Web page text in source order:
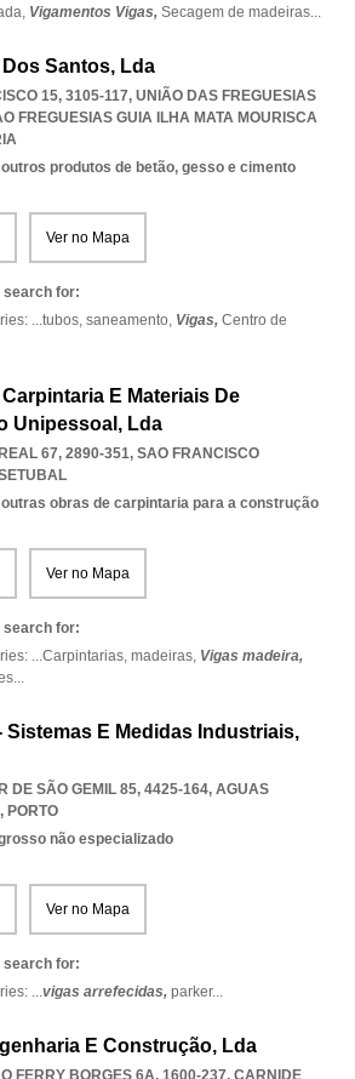
Vigamentos Vigas, Secagem de madeiras...
Santos, Lda
15, 3105-117, UNIÃO DAS FREGUESIAS
FREGUESIAS GUIA ILHA MATA MOURISCA
produtos de betão, gesso e cimento
Ver no Mapa
search for:
...tubos, saneamento, Vigas, Centro de
E Materiais De
Unipessoal, Lda
67, 2890-351, SAO FRANCISCO
outras obras de carpintaria para a construção
Ver no Mapa
search for:
...Carpintarias, madeiras, Vigas madeira,
...
Sistemas E Medidas Industriais,
DE SÃO GEMIL 85, 4425-164, AGUAS
, PORTO
não especializado
Ver no Mapa
search for:
...vigas arrefecidas, parker...
E Construção, Lda
FERRY BORGES 6A, 1600-237, CARNIDE